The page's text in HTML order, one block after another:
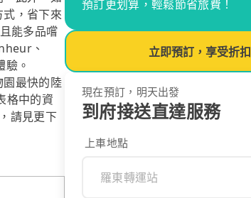
，省下來
能多品嚐
、
。
最快的陸
格中的資
請見更下
預訂更划算，輕鬆節省旅費！
立即預訂，享受折扣
現在預訂，明天出發
到府接送直達服務
上車地點